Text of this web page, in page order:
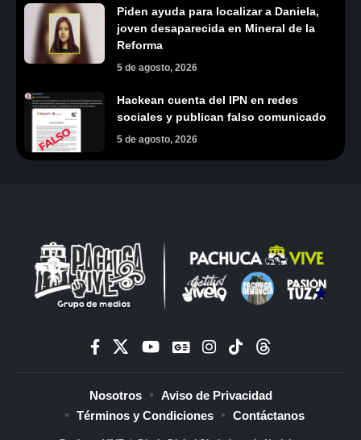
Piden ayuda para localizar a Daniela,
joven desaparecida en Mineral de la
Reforma
5 de agosto, 2026
Hackean cuenta del IPN en redes
sociales y publican falso comunicado
5 de agosto, 2026
Nosotros
Aviso de Privacidad
Términos y Condiciones
Contáctanos